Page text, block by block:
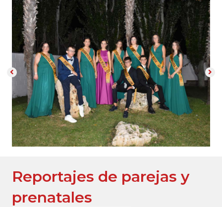
Reportajes de parejas y
prenatales